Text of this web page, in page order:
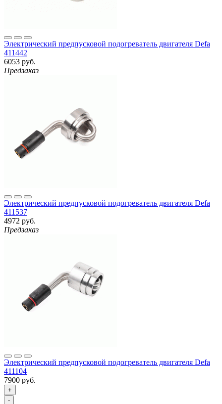
Электрический предпусковой подогреватель двигателя Defa
411442
6053 руб.
Предзаказ
Электрический предпусковой подогреватель двигателя Defa
411537
4972 руб.
Предзаказ
Электрический предпусковой подогреватель двигателя Defa
411104
7900 руб.
+
-